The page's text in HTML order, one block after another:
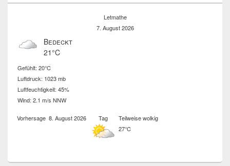
Letmathe
7. August 2026
Bedeckt
21°C
Gefühlt: 20°C
Luftdruck: 1023 mb
Luftfeuchtigkeit: 45%
Wind: 2.1 m/s NNW
Vorhersage 8. August 2026 Tag
Teilweise wolkig
27°C